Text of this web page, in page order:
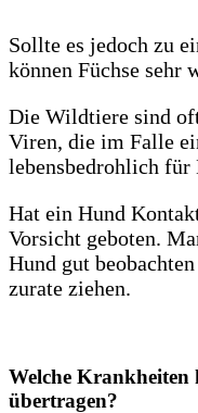
Sollte es jedoch zu
können Füchse sehr
Die Wildtiere sind
Viren, die im Falle
lebensbedrohlich für
Hat ein Hund
Vorsicht geboten.
Hund gut
zurate ziehen.
Welche Krankheiten
übertragen?